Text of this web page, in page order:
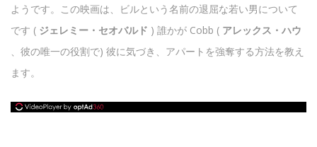
ようです。この映画は、ビルという名前の退屈な若い男について
です ( ジェレミー・セオバルド ) 誰かが Cobb ( アレックス・ハウ
、彼の唯一の役割で) 彼に気づき、アパートを強奪する方法を教え
ます。